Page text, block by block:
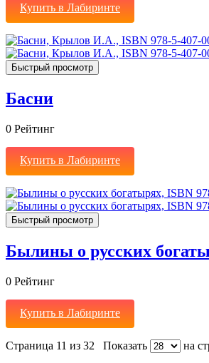
Купить в Лабиринте
Быстрый просмотр
Басни
0 Рейтинг
Купить в Лабиринте
Быстрый просмотр
Былины о русских
0 Рейтинг
Купить в Лабиринте
Страница 11 из 32 Показать на